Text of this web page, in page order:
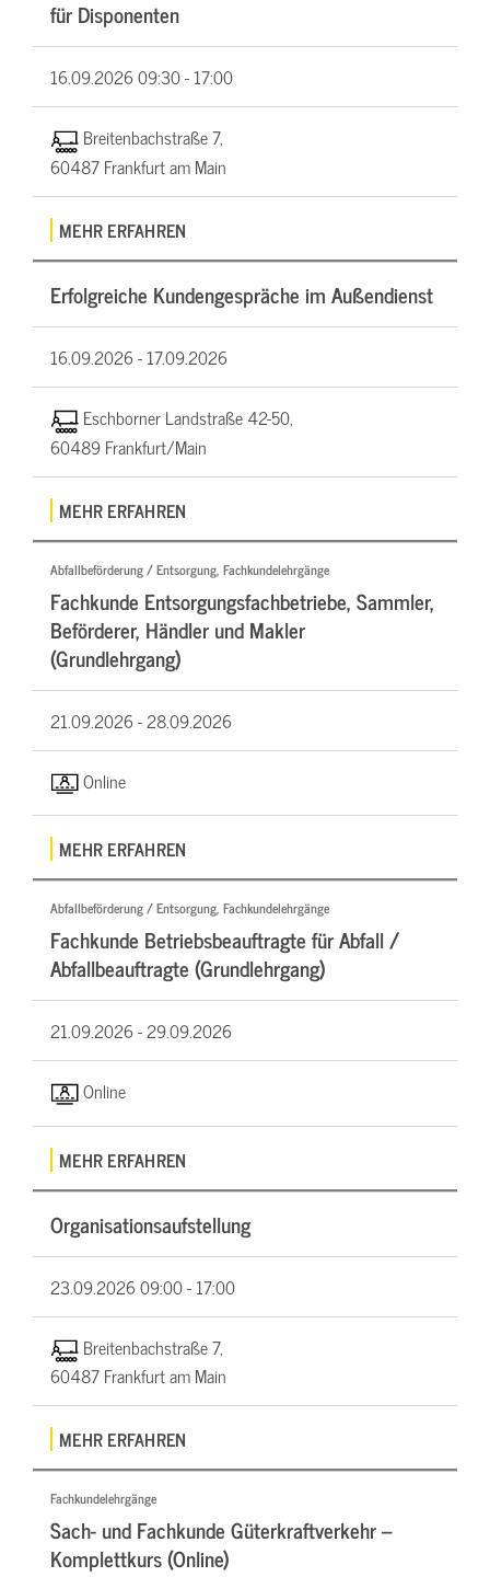
für Disponenten
16.09.202609:30 - 17:00
Breitenbachstraße 7,
60487 Frankfurt am Main
MEHR ERFAHREN
Erfolgreiche Kundengespräche im Außendienst
16.09.2026 -17.09.2026
Eschborner Landstraße 42-50,
60489 Frankfurt/Main
MEHR ERFAHREN
Abfallbeförderung / Entsorgung, Fachkundelehrgänge
Fachkunde Entsorgungsfachbetriebe, Sammler,
Beförderer, Händler und Makler
(Grundlehrgang)
21.09.2026 -28.09.2026
Online
MEHR ERFAHREN
Abfallbeförderung / Entsorgung, Fachkundelehrgänge
Fachkunde Betriebsbeauftragte für Abfall /
Abfallbeauftragte (Grundlehrgang)
21.09.2026 -29.09.2026
Online
MEHR ERFAHREN
Organisationsaufstellung
23.09.202609:00 - 17:00
Breitenbachstraße 7,
60487 Frankfurt am Main
MEHR ERFAHREN
Fachkundelehrgänge
Sach- und Fachkunde Güterkraftverkehr –
Komplettkurs (Online)